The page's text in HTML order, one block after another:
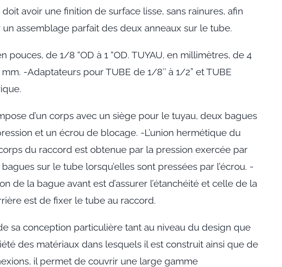
avoir une finition de surface lisse, sans rainures, afin
un assemblage parfait des deux anneaux sur le tube.
pouces, de 1/8 “OD à 1 “OD. TUYAU, en millimètres, de 4
mm. -Adaptateurs pour TUBE de 1/8″ à 1/2” et TUBE
d’un corps avec un siège pour le tuyau, deux bagues
et un écrou de blocage. -L’union hermétique du
du raccord est obtenue par la pression exercée par
sur le tube lorsqu’elles sont pressées par l’écrou. -
de la bague avant est d’assurer l’étanchéité et celle de la
est de fixer le tube au raccord.
sa conception particulière tant au niveau du design que
des matériaux dans lesquels il est construit ainsi que de
il permet de couvrir une large gamme